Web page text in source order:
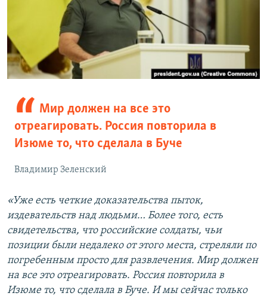
Мир должен на все это
отреагировать. Россия повторила в
Изюме то, что сделала в Буче
Владимир Зеленский
«Уже есть четкие доказательства пыток,
издевательств над людьми… Более того, есть
свидетельства, что российские солдаты, чьи
позиции были недалеко от этого места, стреляли по
погребенным просто для развлечения. Мир должен
на все это отреагировать. Россия повторила в
Изюме то, что сделала в Буче. И мы сейчас только